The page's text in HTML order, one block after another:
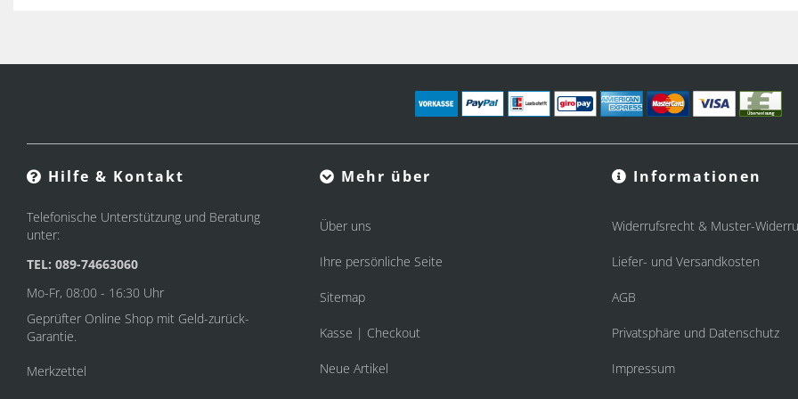
Hilfe & Kontakt
Telefonische Unterstützung und Beratung
unter:
TEL: 089-74663060
Mo-Fr, 08:00 - 16:30 Uhr
Geprüfter Online Shop mit Geld-zurück-
Garantie.
Merkzettel
Mehr über
Über uns
Ihre persönliche Seite
Sitemap
Kasse | Checkout
Neue Artikel
Informationen
Widerrufsrecht & Muster-
Liefer- und Versandkosten
AGB
Privatsphäre und Datenschutz
Impressum